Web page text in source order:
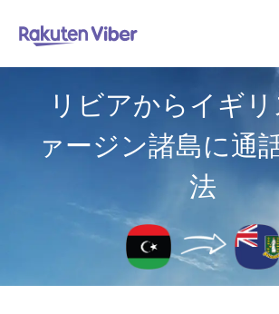
リビアからイギ
ァージン諸島に通
法